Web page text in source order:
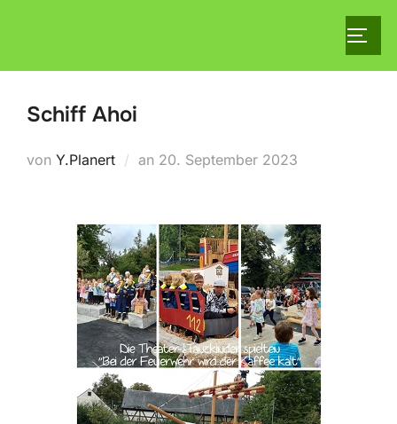
Schiff Ahoi
von Y.Planert an 20. September 2023